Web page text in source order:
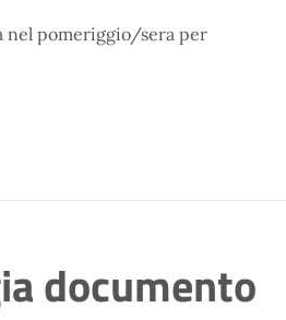
nel pomeriggio/sera per
documento